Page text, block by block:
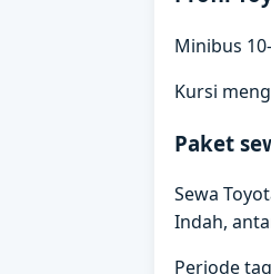
Minibus
Kursi
Paket
Sewa
Indah,
Periode